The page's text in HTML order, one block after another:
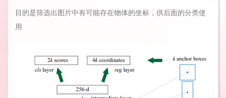
目的是筛选出图片中有可能存在物体的坐标，供后面的分类使
用